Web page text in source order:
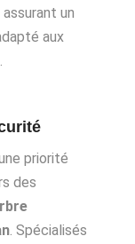
un
aux
priorité
des
. Spécialisés